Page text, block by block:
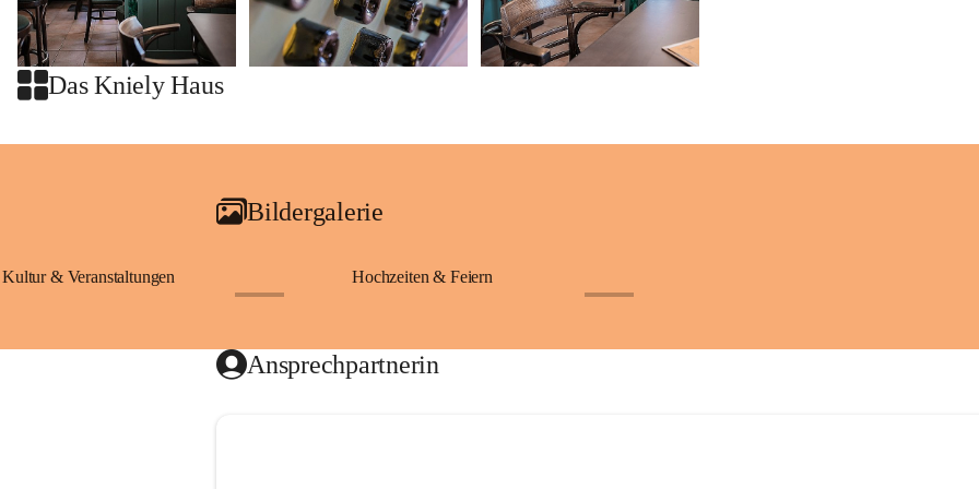
Das Kniely Haus
Bildergalerie
Kultur & Veranstaltungen Hochzeiten & Feiern
Ansprechpartnerin